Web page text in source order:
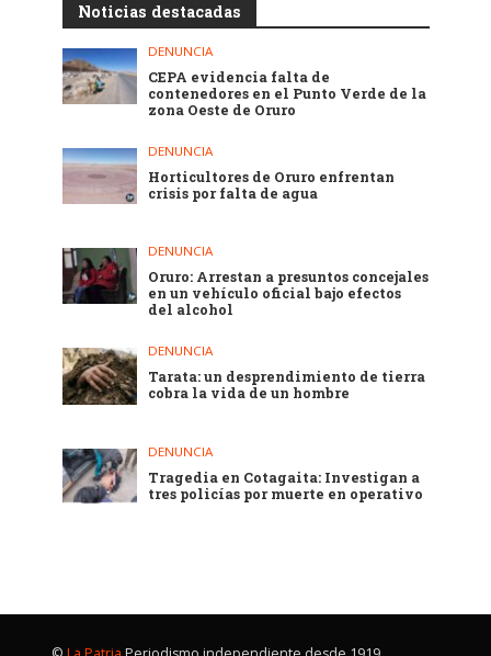
Noticias destacadas
DENUNCIA
CEPA evidencia falta de
contenedores en el Punto Verde de la
zona Oeste de Oruro
DENUNCIA
Horticultores de Oruro enfrentan
crisis por falta de agua
DENUNCIA
Oruro: Arrestan a presuntos concejales
en un vehículo oficial bajo efectos
del alcohol
DENUNCIA
Tarata: un desprendimiento de tierra
cobra la vida de un hombre
DENUNCIA
Tragedia en Cotagaita: Investigan a
tres policías por muerte en operativo